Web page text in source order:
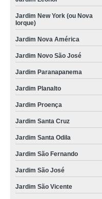
Jardim New York (ou Nova
Iorque)
Jardim Nova América
Jardim Novo São José
Jardim Paranapanema
Jardim Planalto
Jardim Proença
Jardim Santa Cruz
Jardim Santa Odila
Jardim São Fernando
Jardim São José
Jardim São Vicente